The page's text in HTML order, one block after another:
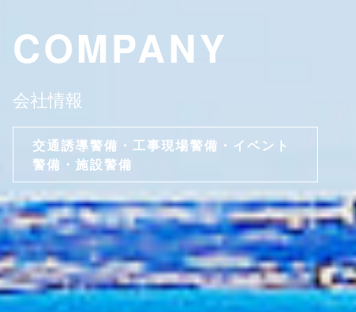
COMPANY
会社情報
交通誘導警備・工事現場警備・イベント
警備・施設警備